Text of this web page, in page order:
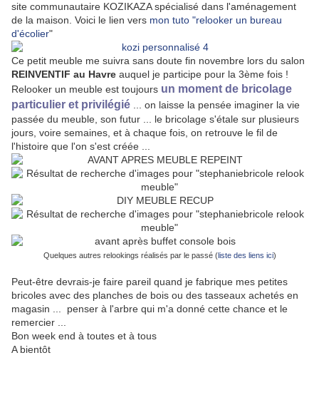
site communautaire KOZIKAZA spécialisé dans l'aménagement
de la maison. Voici le lien vers mon tuto "relooker un bureau
d'écolier"
Ce petit meuble me suivra sans doute fin novembre lors du salon
REINVENTIF au Havre auquel je participe pour la 3ème fois !
Relooker un meuble est toujours un moment de bricolage
particulier et privilégié
... on laisse la pensée imaginer la vie
passée du meuble, son futur ... le bricolage s'étale sur plusieurs
jours, voire semaines, et à chaque fois, on retrouve le fil de
l'histoire que l'on s'est créée ...
Quelques autres relookings réalisés par le passé (liste des liens ici)
Peut-être devrais-je faire pareil quand je fabrique mes petites
bricoles avec des planches de bois ou des tasseaux achetés en
magasin ... penser à l'arbre qui m'a donné cette chance et le
remercier ...
Bon week end à toutes et à tous
A bientôt